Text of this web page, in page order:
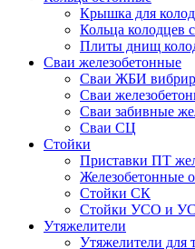
Крышка для
Кольца колодцев
Плиты днищ
Сваи железобетонные
Сваи ЖБИ
Сваи
Сваи забивные
Сваи СЦ
Стойки
Приставки ПТ
Железобетонные
Стойки СК
Стойки УСО и
Утяжелители
Утяжелители для